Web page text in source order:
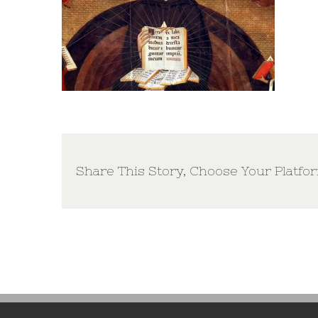
Share This Story, Choose Your